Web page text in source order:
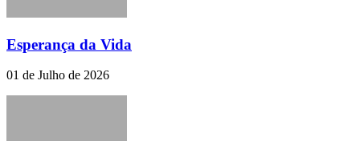
Esperança da Vida
01 de Julho de 2026